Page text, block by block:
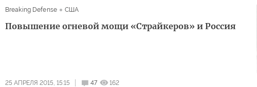
Breaking Defense
США
Повышение огневой мощи «Страйкеров» и Россия
25 АПРЕЛЯ 2015, 15:15 47 162